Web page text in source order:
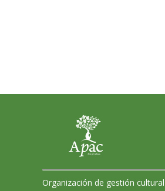
Organización de gestión